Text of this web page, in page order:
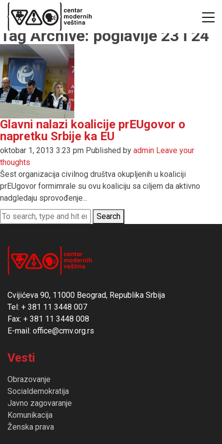
Tag Archive: poglavlje 23 i 24
Glavni nalazi koalicije prEUgovor o
napretku Srbije ka EU
oktobar 1, 2013 3:23 pm Published by admin Leave your
thoughts
Šest organizacija civilnog društva okupljenih u koaliciji
prEUgovor formimrale su ovu koaliciju sa ciljem da aktivno
nadgledaju sprovođenje...
Search
Cvijićeva 90, 11000 Beograd, Republika Srbija
Tel: + 381 11 3448 007
Fax: + 381 11 3448 008
E-mail: office@cmv.org.rs
Vesti
Obrazovanje
Socialdemokratija
Javno zagovaranje
Komunikacija
Ženska prava